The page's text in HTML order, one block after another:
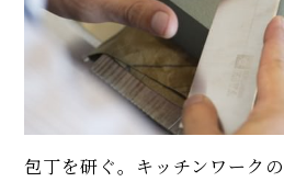
包丁を研ぐ。キッチンワーク